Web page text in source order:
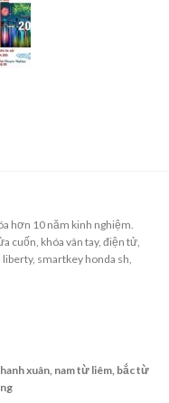
hơn 10 năm kinh nghiệm.
cuốn, khóa vân tay, điện tử,
liberty, smartkey honda sh,
xuân, nam từ liêm, bắc từ